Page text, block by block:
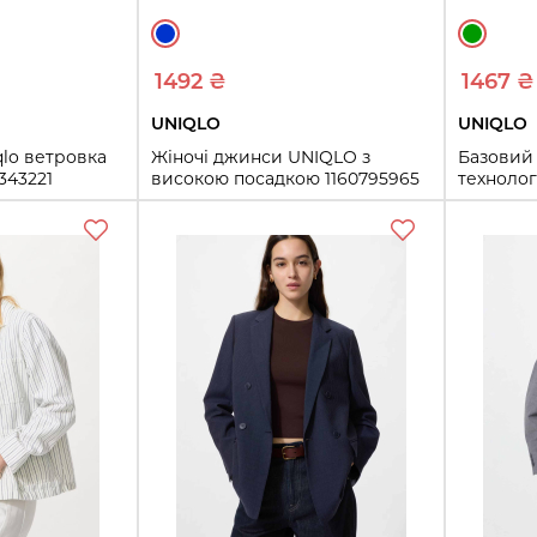
ветровка
1492 ₴
UNIQLO
Жіночі джинси UNIQLO з
високою посадкою 1160795965
(Синій 26)
Купить
1467 ₴
UNIQLO
Базовий